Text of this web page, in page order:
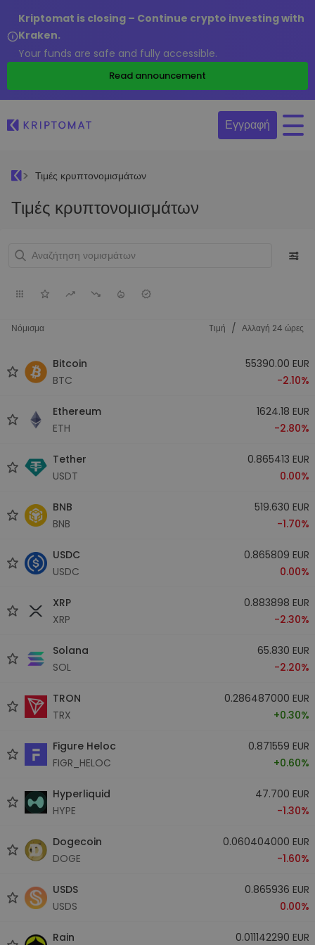
Kriptomat is closing – Continue crypto investing with
Kraken.
Your funds are safe and fully accessible.
Read announcement
Εγγραφή
Τιμές κρυπτονομισμάτων
Τιμές κρυπτονομισμάτων
Νόμισμα Tιμή / Αλλαγή 24 ώρες
Bitcoin
BTC
55390.00 EUR
-2.10%
Ethereum
ETH
1624.18 EUR
-2.80%
Tether
USDT
0.865413 EUR
0.00%
BNB
BNB
519.630 EUR
-1.70%
USDC
USDC
0.865809 EUR
0.00%
XRP
XRP
0.883898 EUR
-2.30%
Solana
SOL
65.830 EUR
-2.20%
TRON
TRX
0.286487000 EUR
+0.30%
Figure Heloc
FIGR_HELOC
0.871559 EUR
+0.60%
Hyperliquid
HYPE
47.700 EUR
-1.30%
Dogecoin
DOGE
0.060404000 EUR
-1.60%
USDS
USDS
0.865936 EUR
0.00%
Rain 0.011142290 EUR